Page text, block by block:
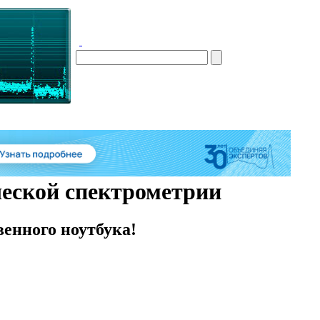
спектрометрии
ноутбука!